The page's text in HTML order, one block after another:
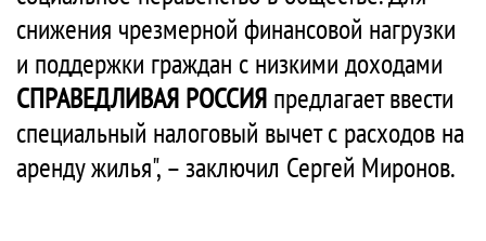
снижения чрезмерной финансовой нагрузки
и поддержки граждан с низкими доходами
СПРАВЕДЛИВАЯ РОССИЯ предлагает ввести
специальный налоговый вычет с расходов на
аренду жилья", – заключил Сергей Миронов.